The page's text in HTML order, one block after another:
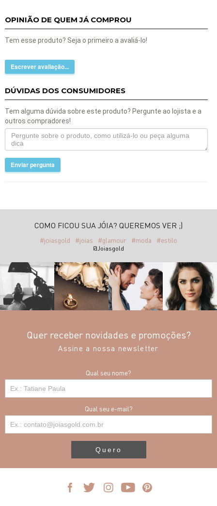
OPINIÃO DE QUEM JÁ COMPROU
Tem esse produto? Seja o primeiro a avaliá-lo!
Escrever avaliação...
DÚVIDAS DOS CONSUMIDORES
Tem alguma dúvida sobre este produto? Pergunte ao lojista e a
outros compradores!
Enviar pergunta
COMO FICOU SUA JÓIA? QUEREMOS VER ;)
#joiasgold #joias #glamour #moda #estilo
@Joiasgold
Quer receber novidades e promoções?
Assine a nossa newsletter
Qual seu nome?
Qual seu e-mail?
Quero